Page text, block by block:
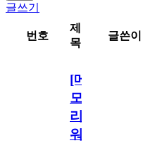
글쓰기
번호
제
목
글쓴이
[메
모
리
워